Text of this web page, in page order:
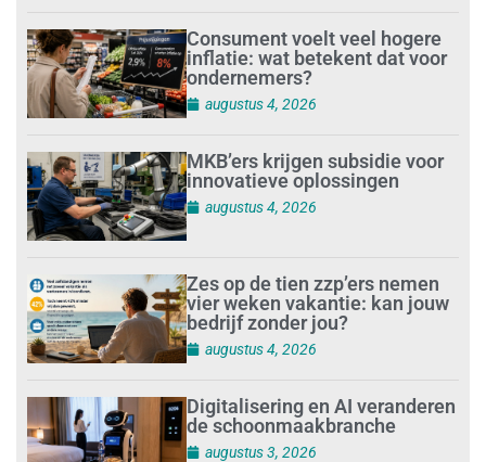
Consument voelt veel hogere
inflatie: wat betekent dat voor
ondernemers?
augustus 4, 2026
MKB’ers krijgen subsidie voor
innovatieve oplossingen
augustus 4, 2026
Zes op de tien zzp’ers nemen
vier weken vakantie: kan jouw
bedrijf zonder jou?
augustus 4, 2026
Digitalisering en AI veranderen
de schoonmaakbranche
augustus 3, 2026